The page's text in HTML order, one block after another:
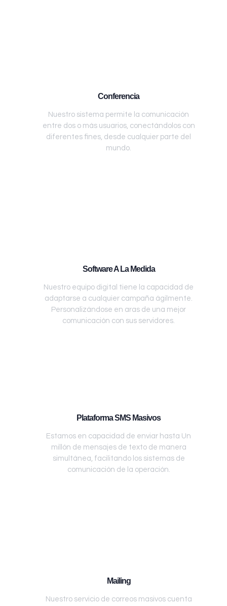
Conferencia
Nuestro sistema permite la comunicación
entre dos o más usuarios, conectándolos con
diferentes fines, desde cualquier parte del
mundo.
Software A La Medida
Nuestro equipo digital tiene la capacidad de
adaptarse a cualquier campaña ágilmente.
Personalizándose en aras de una mejor
comunicación con sus servidores.
Plataforma SMS Masivos
Estamos en capacidad de enviar hasta Un
millón de mensajes de texto de manera
simultánea, facilitando los sistemas de
comunicación de la operación.
Mailing
Nuestro servicio de correos masivos cuenta